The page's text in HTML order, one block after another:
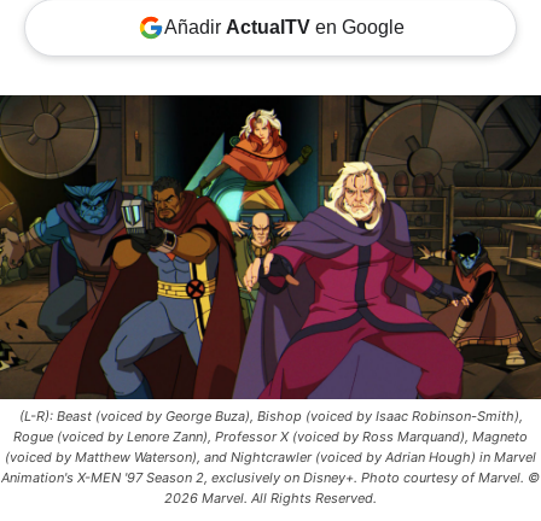
Añadir ActualTVen Google
(L-R): Beast (voiced by George Buza), Bishop (voiced by Isaac Robinson-Smith),
Rogue (voiced by Lenore Zann), Professor X (voiced by Ross Marquand), Magneto
(voiced by Matthew Waterson), and Nightcrawler (voiced by Adrian Hough) in Marvel
Animation's X-MEN '97 Season 2, exclusively on Disney+. Photo courtesy of Marvel. ©
2026 Marvel. All Rights Reserved.